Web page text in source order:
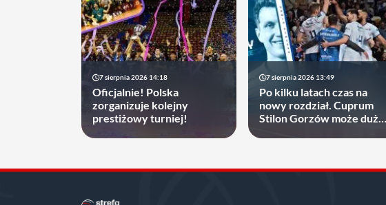
7 sierpnia 2026 14:18
Oficjalnie! Polska
zorganizuje kolejny
prestiżowy turniej!
7 sierpnia 2026 13:49
Po kilku latach czas na
nowy rozdział. Cuprum
Stilon Gorzów może dużo